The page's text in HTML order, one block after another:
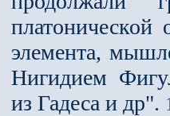
платонической
элемента,
Нигидием
из Гадеса и др".